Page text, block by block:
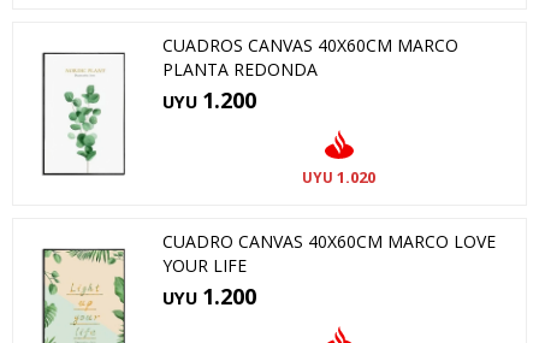
CUADROS CANVAS 40X60CM MARCO
PLANTA REDONDA
UYU 1.200
UYU 1.020
CUADRO CANVAS 40X60CM MARCO LOVE
YOUR LIFE
UYU 1.200